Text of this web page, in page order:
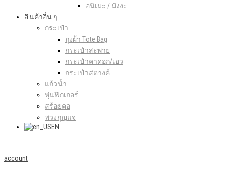
อนิเมะ / มังงะ
สินค้าอื่น ๆ
กระเป๋า
ถุงผ้า Tote Bag
กระเป๋าสะพาย
กระเป๋าคาดอก/เอว
กระเป๋าสตางค์
แก้วน้ำ
หุ่นฟิกเกอร์
สร้อยคอ
พวงกุญแจ
EN
account